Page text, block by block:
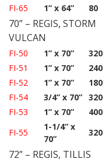
FI-65
1” x 64” 80
70” – REGIS, STORM
VULCAN
FI-50 1” x 70”
320
FI-51
1” x 70”
240
FI-52
1” x 70”
180
FI-54
3/4” x 70” 320
FI-53
1” x 70”
400
FI-55
1-1/4” x
70”
320
72” – REGIS, TILLIS